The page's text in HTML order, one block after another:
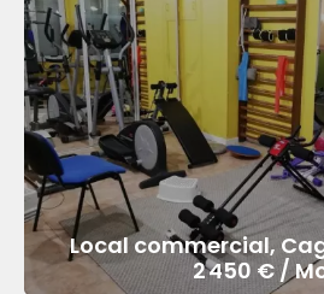
Local commercial,
2 450 € /